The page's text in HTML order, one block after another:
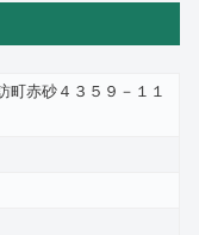
町赤砂４３５９－１１